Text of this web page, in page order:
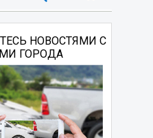
НОВОСТЯМИ С
ГОРОДА